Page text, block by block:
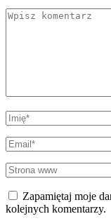
Comment
Imię*
Email*
Strona
www
Zapamiętaj moje
kolejnych komentarzy.